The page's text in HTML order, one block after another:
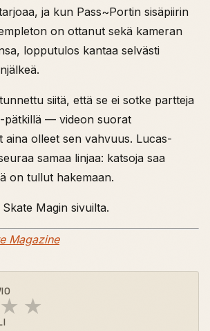
ja kun Pass~Portin sisäpiirin
on ottanut sekä kameran
lopputulos kantaa selvästi
siitä, että se ei sotke partteja
pätkillä — videon suorat
aina olleet sen vahvuus. Lucas-
samaa linjaa: katsoja saa
on tullut hakemaan.
Magin sivuilta.
Magazine
★ ★